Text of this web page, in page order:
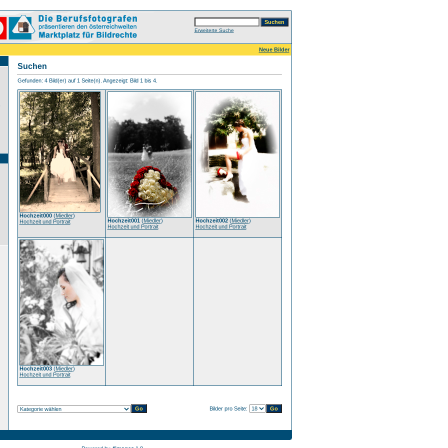
Erweiterte Suche
Neue Bilder
Suchen
Gefunden: 4 Bild(er) auf 1 Seite(n). Angezeigt: Bild 1 bis 4.
Hochzeit000(Miedler)
Hochzeit und Portrait
Hochzeit001(Miedler)
Hochzeit und Portrait
Hochzeit002(Miedler)
Hochzeit und Portrait
Hochzeit003(Miedler)
Hochzeit und Portrait
Bilder pro Seite: